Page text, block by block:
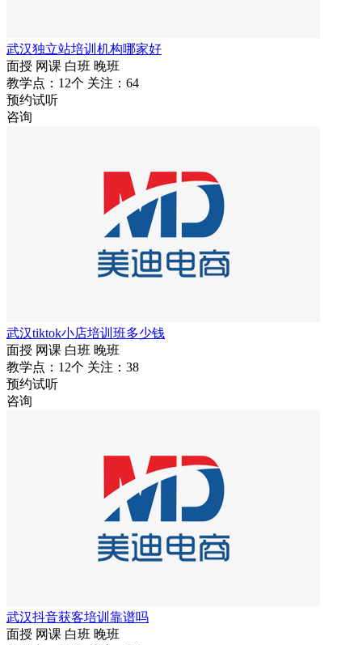
武汉独立站培训机构哪家好
面授 网课 白班 晚班
教学点：12个 关注：64
预约试听
咨询
武汉tiktok小店培训班多少钱
面授 网课 白班 晚班
教学点：12个 关注：38
预约试听
咨询
武汉抖音获客培训靠谱吗
面授 网课 白班 晚班